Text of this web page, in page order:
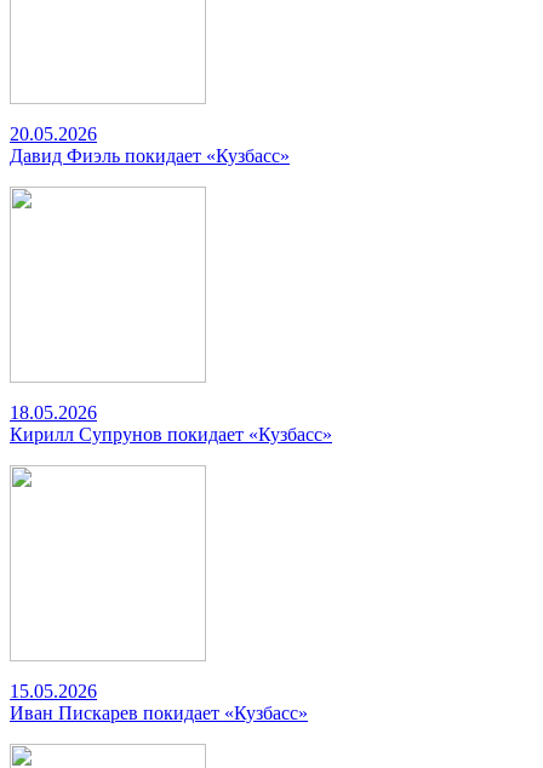
20.05.2026
Давид Фиэль покидает «Кузбасс»
18.05.2026
Кирилл Супрунов покидает «Кузбасс»
15.05.2026
Иван Пискарев покидает «Кузбасс»